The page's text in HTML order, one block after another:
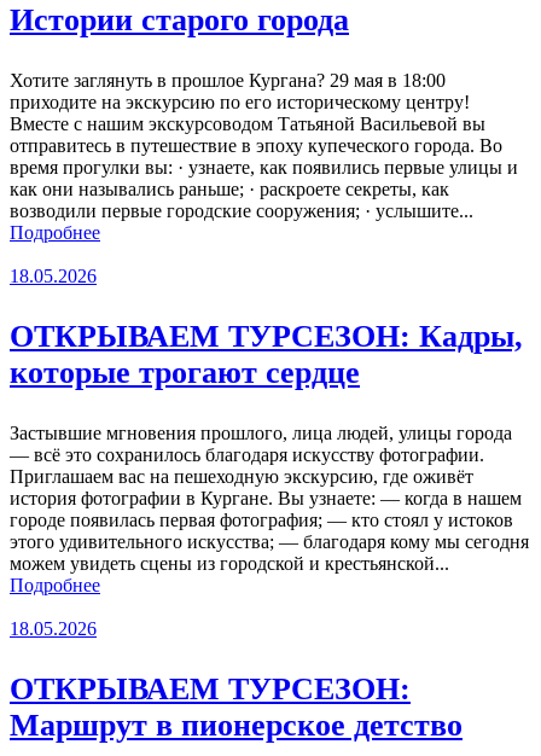
Истории старого города
Хотите заглянуть в прошлое Кургана? 29 мая в 18:00
приходите на экскурсию по его историческому центру!
Вместе с нашим экскурсоводом Татьяной Васильевой вы
отправитесь в путешествие в эпоху купеческого города. Во
время прогулки вы: · узнаете, как появились первые улицы и
как они назывались раньше; · раскроете секреты, как
возводили первые городские сооружения; · услышите...
Подробнее
18.05.2026
ОТКРЫВАЕМ ТУРСЕЗОН: Кадры,
которые трогают сердце
Застывшие мгновения прошлого, лица людей, улицы города
— всё это сохранилось благодаря искусству фотографии.
Приглашаем вас на пешеходную экскурсию, где оживёт
история фотографии в Кургане. Вы узнаете: — когда в нашем
городе появилась первая фотография; — кто стоял у истоков
этого удивительного искусства; — благодаря кому мы сегодня
можем увидеть сцены из городской и крестьянской...
Подробнее
18.05.2026
ОТКРЫВАЕМ ТУРСЕЗОН:
Маршрут в пионерское детство